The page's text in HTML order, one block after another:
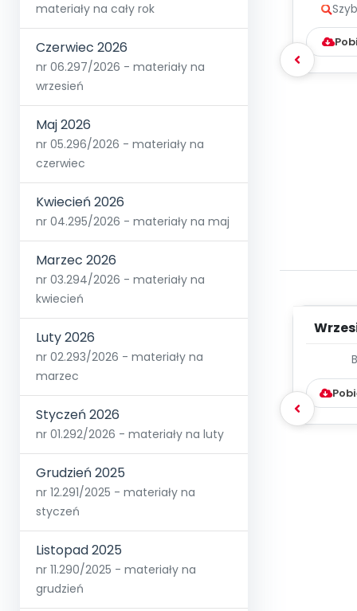
materiały na cały rok
Czerwiec 2026
nr 06.297/2026 - materiały na
wrzesień
Maj 2026
nr 05.296/2026 - materiały na
czerwiec
Kwiecień 2026
nr 04.295/2026 - materiały na maj
Marzec 2026
nr 03.294/2026 - materiały na
kwiecień
Luty 2026
nr 02.293/2026 - materiały na
marzec
Styczeń 2026
nr 01.292/2026 - materiały na luty
Grudzień 2025
nr 12.291/2025 - materiały na
styczeń
Listopad 2025
nr 11.290/2025 - materiały na
grudzień